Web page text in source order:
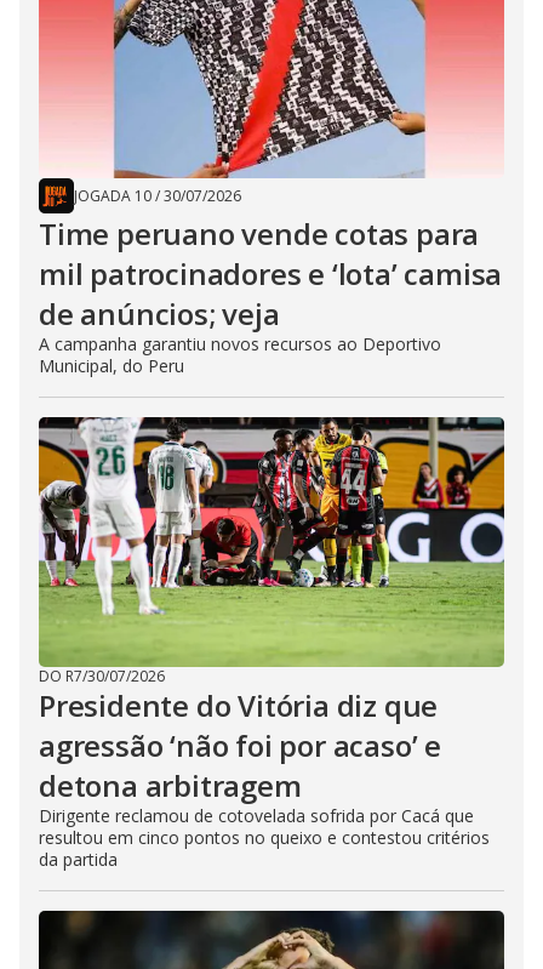
JOGADA 10/30/07/2026
Time peruano vende cotas para
mil patrocinadores e ‘lota’ camisa
de anúncios; veja
A campanha garantiu novos recursos ao Deportivo
Municipal, do Peru
DO R7/30/07/2026
Presidente do Vitória diz que
agressão ‘não foi por acaso’ e
detona arbitragem
Dirigente reclamou de cotovelada sofrida por Cacá que
resultou em cinco pontos no queixo e contestou critérios
da partida